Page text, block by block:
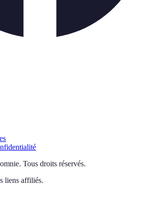
. Tous droits réservés.
liens affiliés.